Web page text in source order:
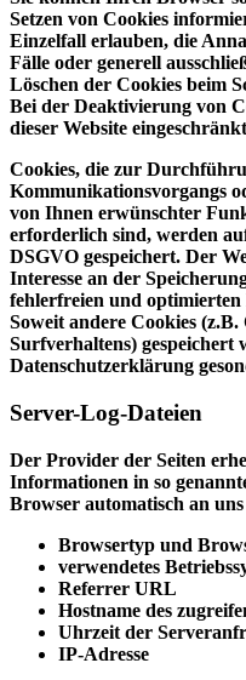
Setzen von Cookies
Einzelfall erlauben, die
Fälle oder generell
Löschen der Cookies beim
Bei der Deaktivierung von
dieser Website
Cookies, die zur
Kommunikationsvorgangs
von Ihnen erwünschter
erforderlich sind, werden
DSGVO gespeichert. Der
Interesse an der
fehlerfreien und optimierten
Soweit andere Cookies
Surfverhaltens) gespeichert
Datenschutzerklärung
Server-Log-Dateien
Der Provider der Seiten
Informationen in so
Browser automatisch an
Browsertyp und
verwendetes
Referrer URL
Hostname des
Uhrzeit der
IP-Adresse